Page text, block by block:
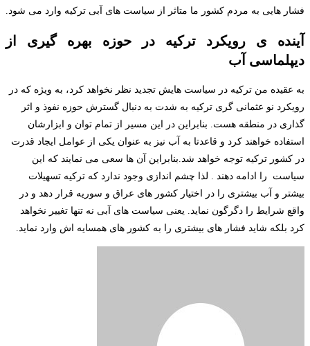
فشار هایی به مردم کشور ما متاثر از سیاست های آبی ترکیه وارد می شود.
آینده ی رویکرد ترکیه در حوزه بهره گیری از
دیپلماسی آب
به عقیده من ترکیه در سیاست هایش تجدید نظر نخواهد کرد، به ویژه که در
رویکرد نو عثمانی گری ترکیه به شدت به دنبال گسترش حوزه نفوذ و اثر
گذاری در منطقه هست. بنابراین در این مسیر از تمام توان و ابزارشان
استفاده خواهند کرد و قاعدتا به آب نیز به عنوان یکی از عوامل ایجاد قدرت
در کشور ترکیه توجه خواهد شد.بنابراین آن ها سعی می نمایند که این
سیاست را ادامه دهند . لذا چشم اندازی وجود ندارد که ترکیه تسهیلات
بیشتر و آب بیشتری را در اختیار کشور های عراق و سوریه قرار دهد و در
واقع شرایط را دگرگون نماید. یعنی سیاست های آبی نه تنها تغییر نخواهد
کرد بلکه شاید فشار های بیشتری را به کشور های همسایه اش وارد نماید.